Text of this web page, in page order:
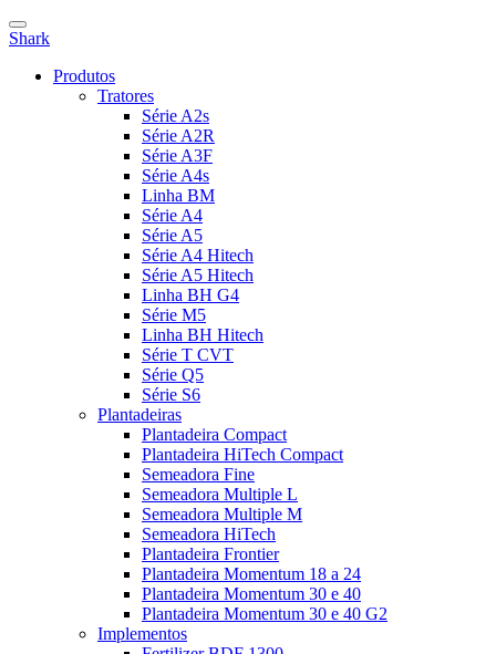
Shark
Produtos
Tratores
Série A2s
Série A2R
Série A3F
Série A4s
Linha BM
Série A4
Série A5
Série A4 Hitech
Série A5 Hitech
Linha BH G4
Série M5
Linha BH Hitech
Série T CVT
Série Q5
Série S6
Plantadeiras
Plantadeira Compact
Plantadeira HiTech Compact
Semeadora Fine
Semeadora Multiple L
Semeadora Multiple M
Semeadora HiTech
Plantadeira Frontier
Plantadeira Momentum 18 a 24
Plantadeira Momentum 30 e 40
Plantadeira Momentum 30 e 40 G2
Implementos